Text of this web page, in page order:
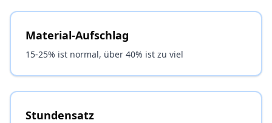
Material-Aufschlag
15-25% ist normal, über 40% ist zu viel
Stundensatz